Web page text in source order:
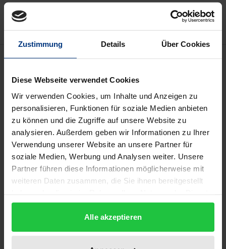
Zustimmung Details Über Cookies
Diese Webseite verwendet Cookies
Wir verwenden Cookies, um Inhalte und Anzeigen zu
personalisieren, Funktionen für soziale Medien anbieten
zu können und die Zugriffe auf unsere Website zu
analysieren. Außerdem geben wir Informationen zu Ihrer
Verwendung unserer Website an unsere Partner für
soziale Medien, Werbung und Analysen weiter. Unsere
Partner führen diese Informationen möglicherweise mit
weiteren Daten zusammen, die Sie ihnen bereitgestellt
gesammelt haben.
Alle akzeptieren
Description
Mitleiden, aber auch die stehende Übersetzung des
buddhistischen Begriffs »karuna« (»Mitleidenschaft
«) und weiterhin eine Entsprechung zum islamischen
Begriff »rahman rahim«, wird hier vom Rahmen der
religiösen Dogmen abgelöst und als die
Bezeichnung für das Grundphänomen zwischen
Mensch und Mensch, Mensch und Ding, Mensch
und Natur, Mensch und Staat, als »Pathos des
Mitseins mit den Anderen«, phänomenologisch
aufgefasst und entfaltet.